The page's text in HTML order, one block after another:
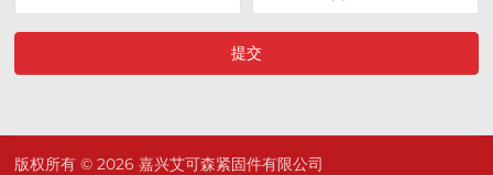
提交
版权所有 © 2026 嘉兴艾可森紧固件有限公司